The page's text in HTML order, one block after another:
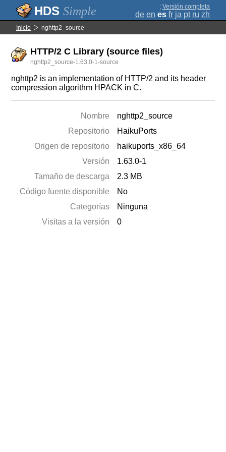
Simple ; Versión completa
de en es fr ja pt ru zh
Inicio nghttp2_source
HTTP/2 C Library (source files)
nghttp2_source-1.63.0-1-source
nghttp2 is an implementation of HTTP/2 and its header
compression algorithm HPACK in C.
Nombre
nghttp2_source
Repositorio
HaikuPorts
Origen de repositorio
haikuports_x86_64
Versión
1.63.0-1
Tamaño de descarga
2.3 MB
Código fuente disponible
No
Categorías
Ninguna
Visitas a la versión
0